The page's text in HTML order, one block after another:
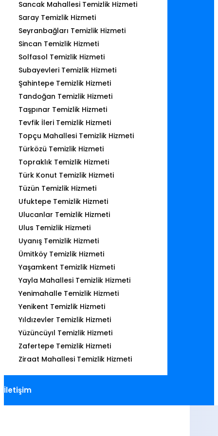
Sancak Mahallesi Temizlik Hizmeti
Saray Temizlik Hizmeti
Seyranbağları Temizlik Hizmeti
Sincan Temizlik Hizmeti
Solfasol Temizlik Hizmeti
Subayevleri Temizlik Hizmeti
Şahintepe Temizlik Hizmeti
Tandoğan Temizlik Hizmeti
Taşpınar Temizlik Hizmeti
Tevfik İleri Temizlik Hizmeti
Topçu Mahallesi Temizlik Hizmeti
Türközü Temizlik Hizmeti
Topraklık Temizlik Hizmeti
Türk Konut Temizlik Hizmeti
Tüzün Temizlik Hizmeti
Ufuktepe Temizlik Hizmeti
Ulucanlar Temizlik Hizmeti
Ulus Temizlik Hizmeti
Uyanış Temizlik Hizmeti
Ümitköy Temizlik Hizmeti
Yaşamkent Temizlik Hizmeti
Yayla Mahallesi Temizlik Hizmeti
Yenimahalle Temizlik Hizmeti
Yenikent Temizlik Hizmeti
Yıldızevler Temizlik Hizmeti
Yüzüncüyıl Temizlik Hizmeti
Zafertepe Temizlik Hizmeti
Ziraat Mahallesi Temizlik Hizmeti
İletişim